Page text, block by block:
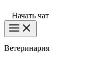
Начать чат
Ветеринария